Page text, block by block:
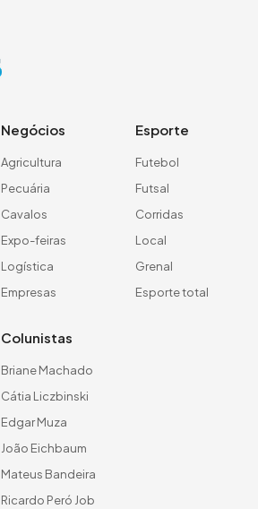
Negócios
Agricultura
Pecuária
Cavalos
Expo-feiras
Logística
Empresas
Esporte
Futebol
Futsal
Corridas
Local
Grenal
Esporte total
Colunistas
Briane Machado
Cátia Liczbinski
Edgar Muza
João Eichbaum
Mateus Bandeira
Ricardo Peró Job